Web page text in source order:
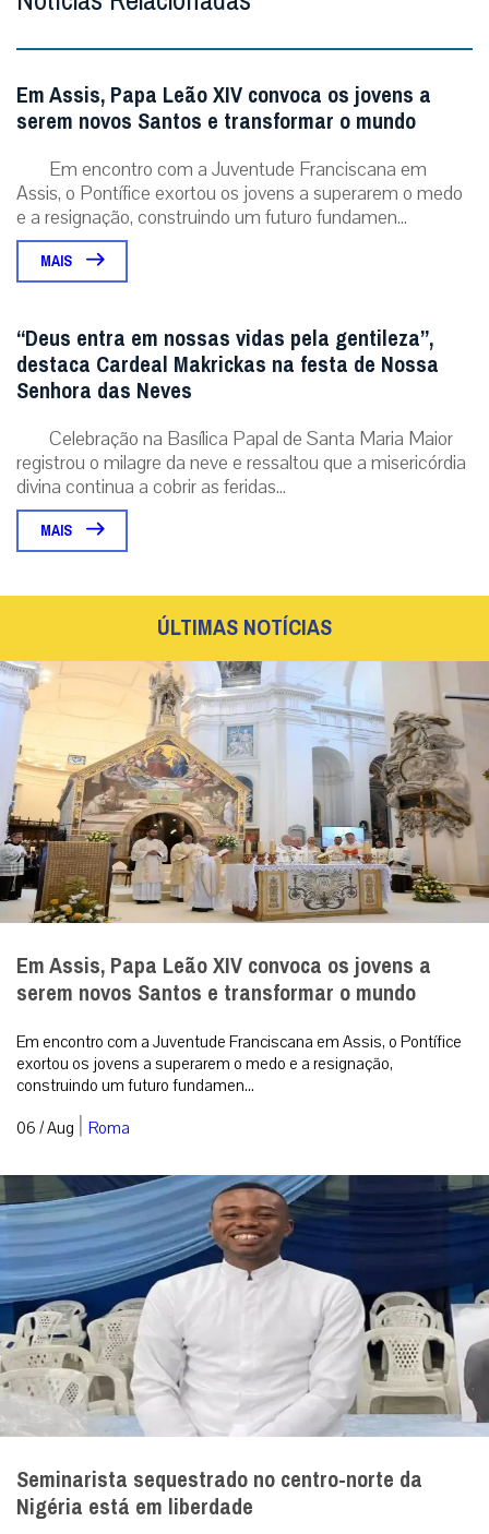
Em Assis, Papa Leão XIV convoca os jovens a
serem novos Santos e transformar o mundo
Em encontro com a Juventude Franciscana em
Assis, o Pontífice exortou os jovens a superarem o medo
e a resignação, construindo um futuro fundamen...
MAIS
“Deus entra em nossas vidas pela gentileza”,
destaca Cardeal Makrickas na festa de Nossa
Senhora das Neves
Celebração na Basílica Papal de Santa Maria Maior
registrou o milagre da neve e ressaltou que a misericórdia
divina continua a cobrir as feridas...
MAIS
ÚLTIMAS NOTÍCIAS
Em Assis, Papa Leão XIV convoca os jovens a
serem novos Santos e transformar o mundo
Em encontro com a Juventude Franciscana em Assis, o Pontífice
exortou os jovens a superarem o medo e a resignação,
construindo um futuro fundamen...
06 / Aug | Roma
Seminarista sequestrado no centro-norte da
Nigéria está em liberdade